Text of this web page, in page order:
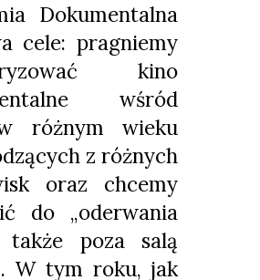
Dokumentalna
cele: pragniemy
kino
wśród
różnym wieku
z różnych
oraz chcemy
do „oderwania
także poza salą
W tym roku, jak